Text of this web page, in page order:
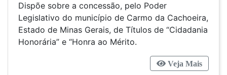
Dispõe sobre a concessão, pelo Poder
Legislativo do município de Carmo da Cachoeira,
Estado de Minas Gerais, de Títulos de “Cidadania
Honorária” e “Honra ao Mérito.
Veja Mais